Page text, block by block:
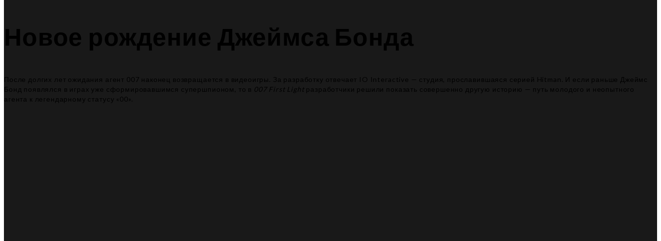
Новое рождение Джеймса Бонда
После долгих лет ожидания агент 007 наконец возвращается в видеоигры. За разработку отвечает IO Interactive — студия, прославившаяся серией Hitman. И если раньше Джеймс
Бонд появлялся в играх уже сформировавшимся супершпионом, то в 007 First Light разработчики решили показать совершенно другую историю — путь молодого и неопытного
агента к легендарному статусу «00».